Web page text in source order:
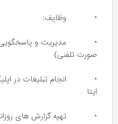
• وظایف:
• مدیریت و پاسخگویی
صورت تلفنی)
• انجام تبلیغات در
ایتا
• تهیه گزارش های